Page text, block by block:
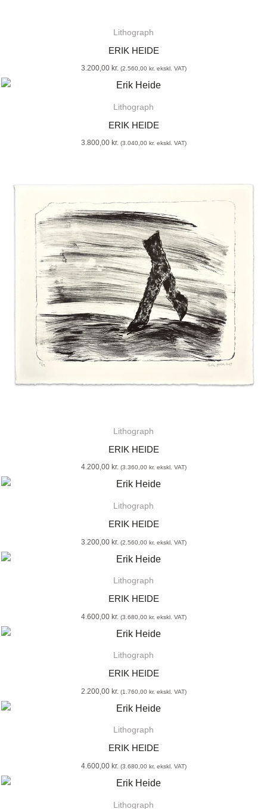
Lithograph
ERIK HEIDE
3.200,00 kr. (2.560,00 kr. ekskl. VAT)
Lithograph
ERIK HEIDE
3.800,00 kr. (3.040,00 kr. ekskl. VAT)
Lithograph
ERIK HEIDE
4.200,00 kr. (3.360,00 kr. ekskl. VAT)
Lithograph
ERIK HEIDE
3.200,00 kr. (2.560,00 kr. ekskl. VAT)
Lithograph
ERIK HEIDE
4.600,00 kr. (3.680,00 kr. ekskl. VAT)
Lithograph
ERIK HEIDE
2.200,00 kr. (1.760,00 kr. ekskl. VAT)
Lithograph
ERIK HEIDE
4.600,00 kr. (3.680,00 kr. ekskl. VAT)
Lithograph